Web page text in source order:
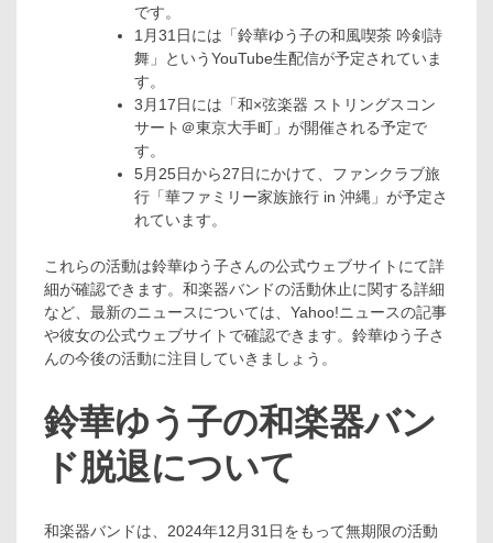
です。
1月31日には「鈴華ゆう子の和風喫茶 吟剣詩
舞」というYouTube生配信が予定されていま
す。
3月17日には「和×弦楽器 ストリングスコン
サート＠東京大手町」が開催される予定で
す。
5月25日から27日にかけて、ファンクラブ旅
行「華ファミリー家族旅行 in 沖縄」が予定さ
れています。
これらの活動は鈴華ゆう子さんの公式ウェブサイトにて詳
細が確認できます。和楽器バンドの活動休止に関する詳細
など、最新のニュースについては、Yahoo!ニュースの記事
や彼女の公式ウェブサイトで確認できます。鈴華ゆう子さ
んの今後の活動に注目していきましょう。
鈴華ゆう子の和楽器バン
ド脱退について
和楽器バンドは、2024年12月31日をもって無期限の活動